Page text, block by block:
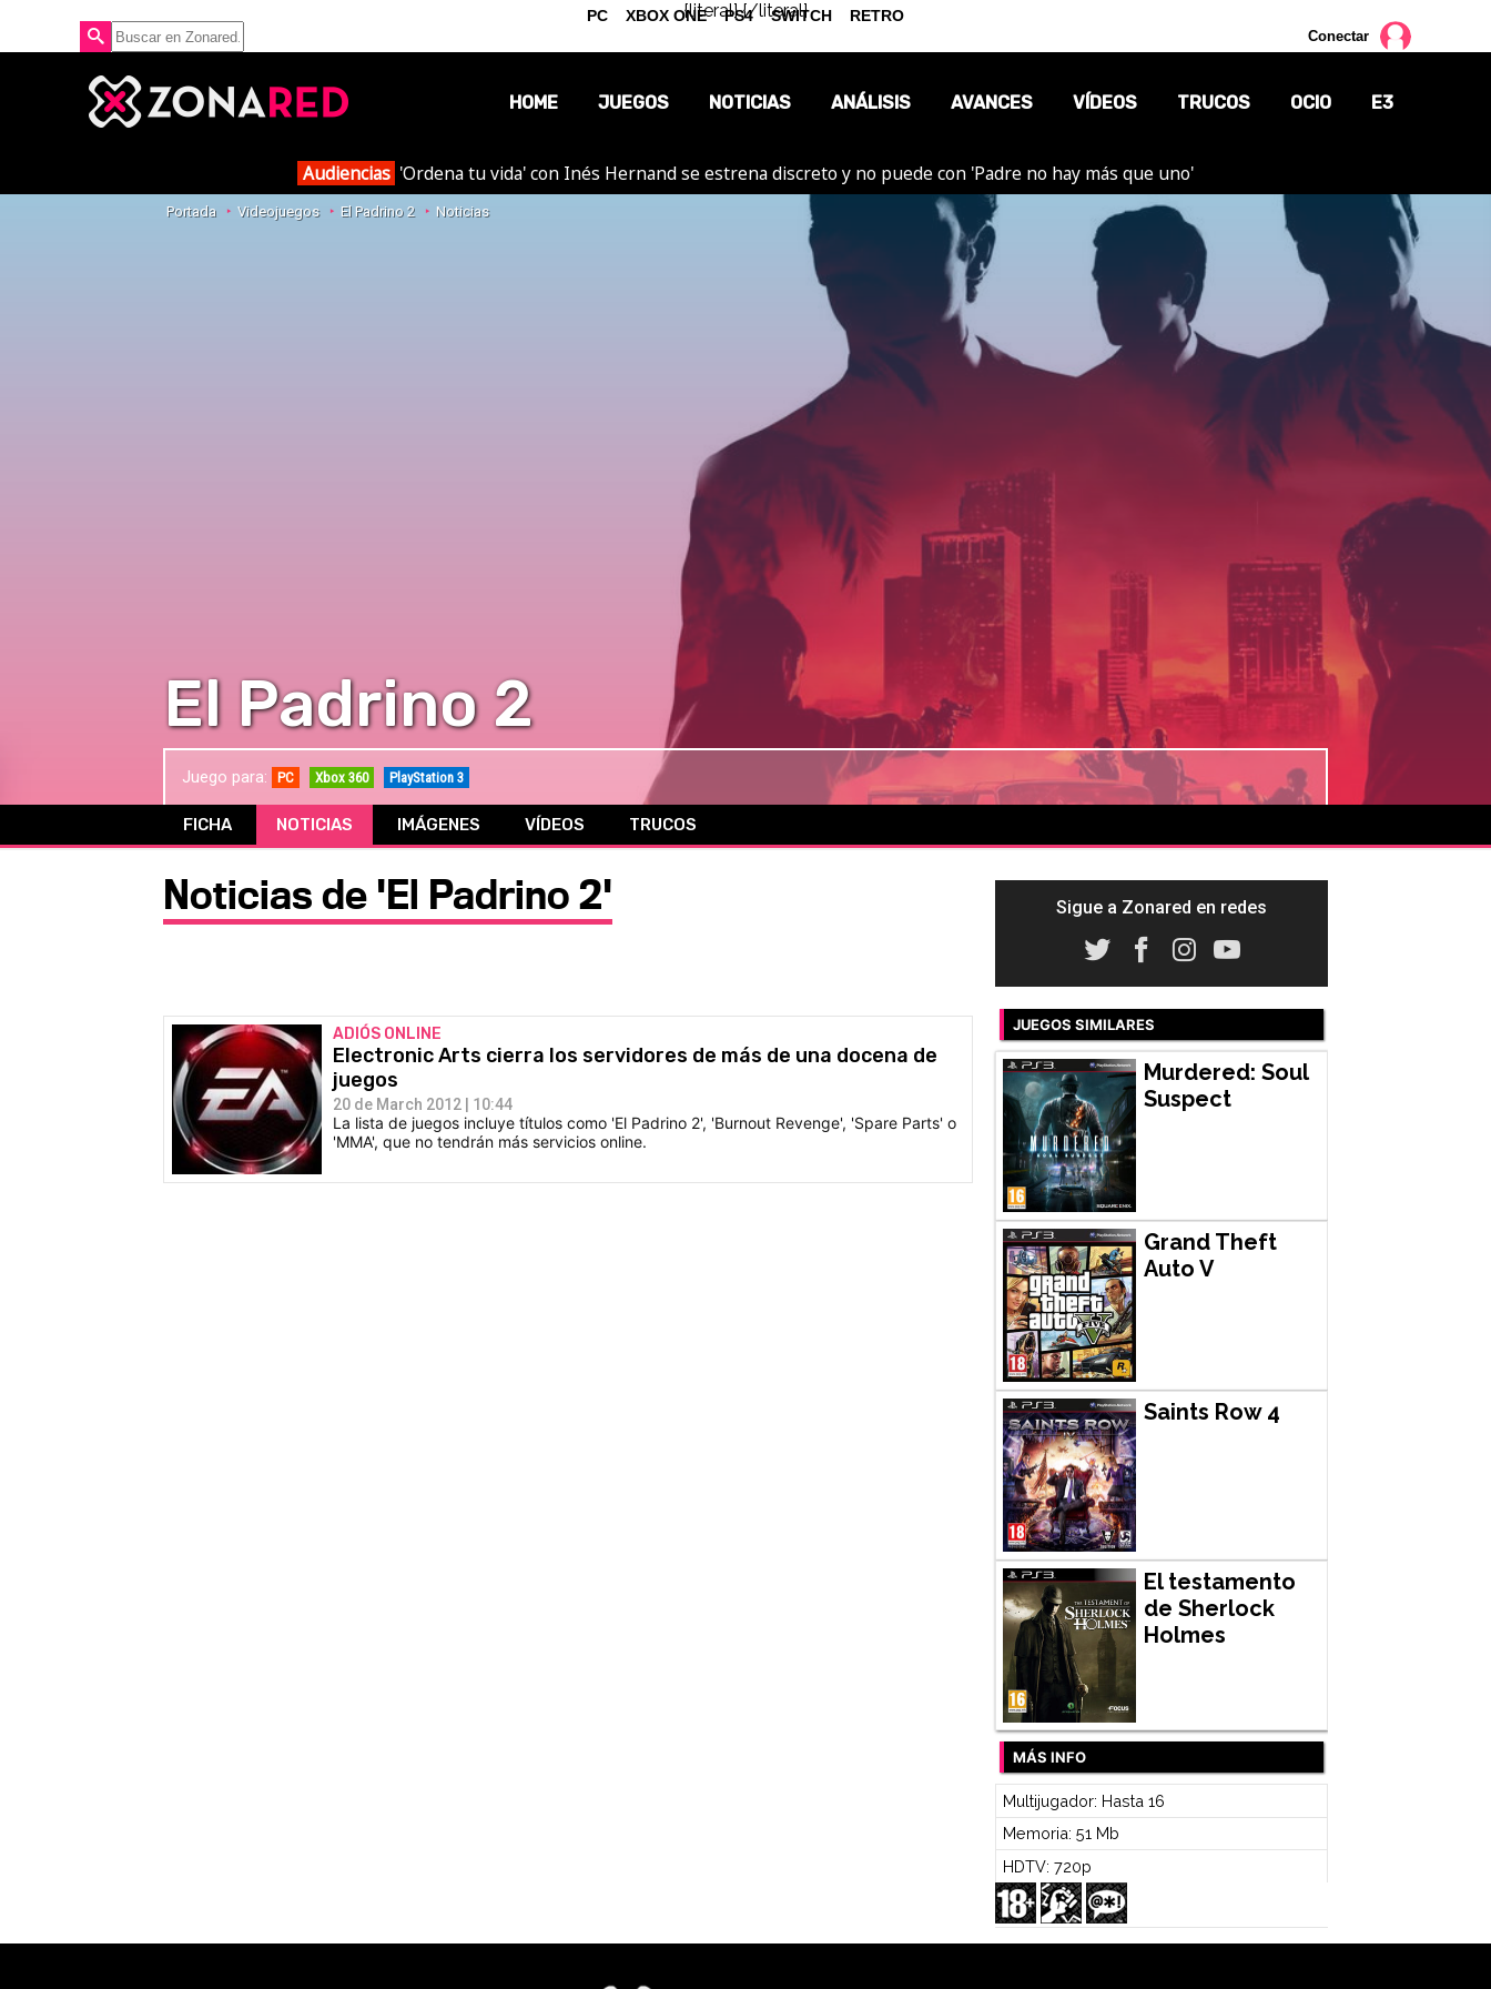
{literal}{/literal}
Conectar
HOME JUEGOS NOTICIAS
OPINIÓN
ANÁLISIS AVANCES VÍDEOS TRUCOS OCIO
CÓMICS
MANGA
E3
Audiencias 'Ordena tu vida' con Inés Hernand se estrena discreto y no puede con 'Padre no hay más que uno'
Portada Videojuegos El Padrino 2 Noticias
El Padrino 2
Juego para: PC Xbox 360 PlayStation 3
FICHA NOTICIAS IMÁGENES VÍDEOS TRUCOS
Noticias de 'El Padrino 2'
ADIÓS ONLINE
Electronic Arts cierra los servidores de más de una docena de
juegos
20 de March 2012 | 10:44
La lista de juegos incluye títulos como 'El Padrino 2', 'Burnout Revenge', 'Spare Parts' o
'MMA', que no tendrán más servicios online.
Sigue a Zonared en redes
JUEGOS SIMILARES
Murdered: Soul
Suspect
Grand Theft
Auto V
Saints Row 4
El testamento
de Sherlock
Holmes
MÁS INFO
Multijugador: Hasta 16
Memoria: 51 Mb
HDTV: 720p
PC XBOX ONE PS4 SWITCH RETRO